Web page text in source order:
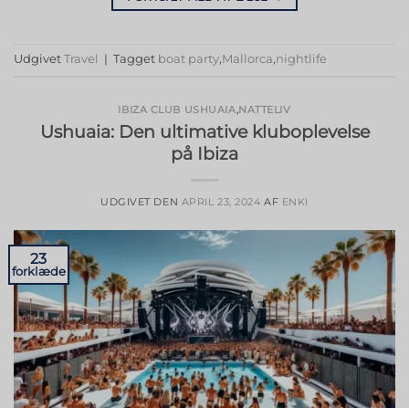
Udgivet Travel | Tagget boat party,Mallorca,nightlife
IBIZA CLUB USHUAIA,NATTELIV
Ushuaia: Den ultimative kluboplevelse
på Ibiza
UDGIVET DEN APRIL 23, 2024 AF ENKI
23
forklæde